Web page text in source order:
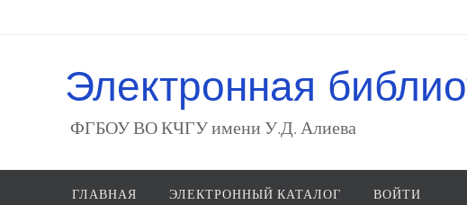
Электронная
ФГБОУ ВО КЧГУ имени У.Д. Алиева
ГЛАВНАЯ ЭЛЕКТРОННЫЙ КАТАЛОГ ВОЙТИ